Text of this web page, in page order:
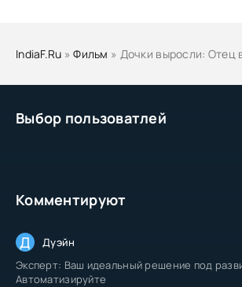
Выбор пользоватлей
Комментируют
Д Дуэйн
Эксперт: Ваш идеальный решение под
Автоматизируйте
IndiaF.Ru »Фильм » Дочки выросли: Отец в